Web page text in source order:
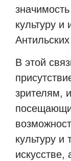
культуру и
В этой
зрителям,
культуру и
искусстве,